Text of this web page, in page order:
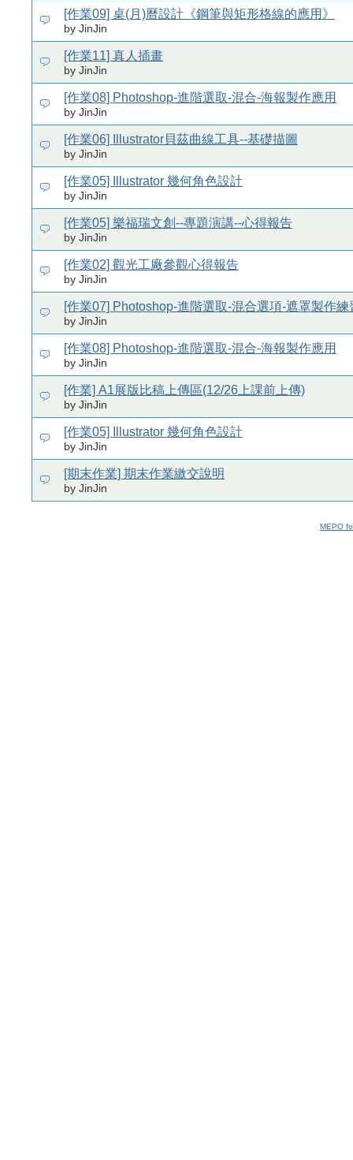
[作業09] 桌(月)曆設計《鋼筆與矩形格線的應用》
by JinJin
[作業11] 真人插畫
by JinJin
[作業08] Photoshop-進階選取-混合-海報製作應用
by JinJin
[作業06] Illustrator貝茲曲線工具--基礎描圖
by JinJin
[作業05] Illustrator 幾何角色設計
by JinJin
[作業05] 樂福瑞文創--專題演講--心得報告
by JinJin
[作業02] 觀光工廠參觀心得報告
by JinJin
[作業07] Photoshop-進階選取-混合選項-遮罩製作練
by JinJin
[作業08] Photoshop-進階選取-混合-海報製作應用
by JinJin
[作業] A1展版比稿上傳區(12/26上課前上傳)
by JinJin
[作業05] Illustrator 幾何角色設計
by JinJin
[期末作業] 期末作業繳交說明
by JinJin
MEPO